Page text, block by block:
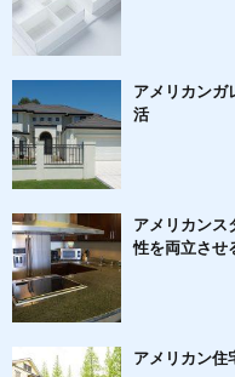
アメリカンガ
活
アメリカンス
性を両立させ
アメリカン住